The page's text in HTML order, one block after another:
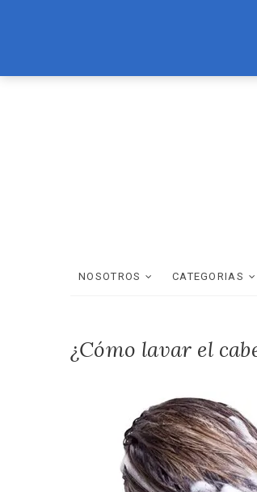
to
NOSOTROS CATEGORIAS
¿Cómo lavar el